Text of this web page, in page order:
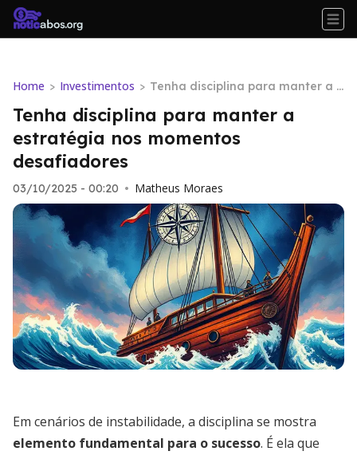
Home > Investimentos > Tenha disciplina para manter a e
dores
Tenha disciplina para manter a
estratégia nos momentos
desafiadores
03/10/2025 - 00:20 • Matheus Moraes
Em cenários de instabilidade, a disciplina se mostra
elemento fundamental para o sucesso. É ela que